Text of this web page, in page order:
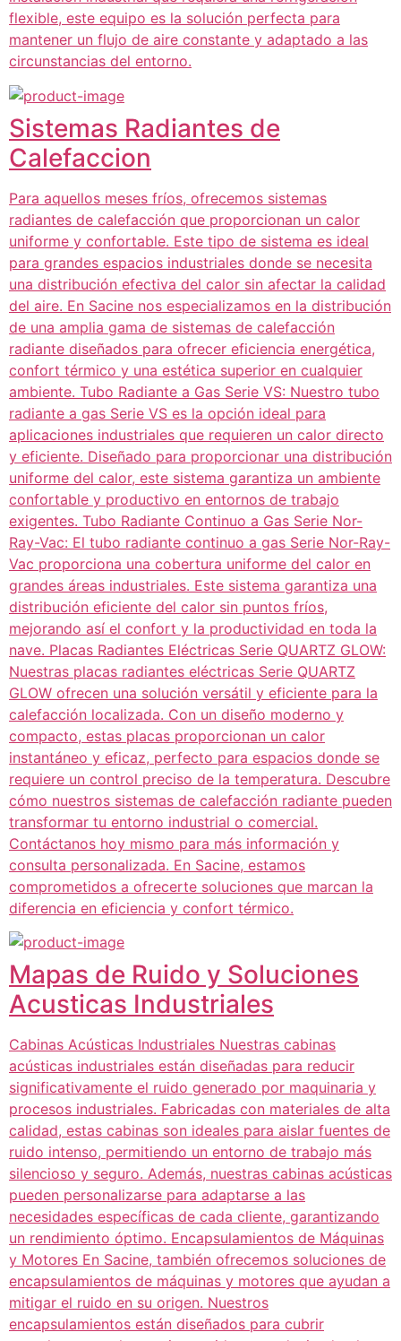
flexible, este equipo es la solución perfecta para
mantener un flujo de aire constante y adaptado a las
circunstancias del entorno.
Sistemas Radiantes de
Calefaccion
Para aquellos meses fríos, ofrecemos sistemas
radiantes de calefacción que proporcionan un calor
uniforme y confortable. Este tipo de sistema es ideal
para grandes espacios industriales donde se necesita
una distribución efectiva del calor sin afectar la calidad
del aire. En Sacine nos especializamos en la distribución
de una amplia gama de sistemas de calefacción
radiante diseñados para ofrecer eficiencia energética,
confort térmico y una estética superior en cualquier
ambiente. Tubo Radiante a Gas Serie VS: Nuestro tubo
radiante a gas Serie VS es la opción ideal para
aplicaciones industriales que requieren un calor directo
y eficiente. Diseñado para proporcionar una distribución
uniforme del calor, este sistema garantiza un ambiente
confortable y productivo en entornos de trabajo
exigentes. Tubo Radiante Continuo a Gas Serie Nor-
Ray-Vac: El tubo radiante continuo a gas Serie Nor-Ray-
Vac proporciona una cobertura uniforme del calor en
grandes áreas industriales. Este sistema garantiza una
distribución eficiente del calor sin puntos fríos,
mejorando así el confort y la productividad en toda la
nave. Placas Radiantes Eléctricas Serie QUARTZ GLOW:
Nuestras placas radiantes eléctricas Serie QUARTZ
GLOW ofrecen una solución versátil y eficiente para la
calefacción localizada. Con un diseño moderno y
compacto, estas placas proporcionan un calor
instantáneo y eficaz, perfecto para espacios donde se
requiere un control preciso de la temperatura. Descubre
cómo nuestros sistemas de calefacción radiante pueden
transformar tu entorno industrial o comercial.
Contáctanos hoy mismo para más información y
consulta personalizada. En Sacine, estamos
comprometidos a ofrecerte soluciones que marcan la
diferencia en eficiencia y confort térmico.
Mapas de Ruido y Soluciones
Acusticas Industriales
Cabinas Acústicas Industriales Nuestras cabinas
acústicas industriales están diseñadas para reducir
significativamente el ruido generado por maquinaria y
procesos industriales. Fabricadas con materiales de alta
calidad, estas cabinas son ideales para aislar fuentes de
ruido intenso, permitiendo un entorno de trabajo más
silencioso y seguro. Además, nuestras cabinas acústicas
pueden personalizarse para adaptarse a las
necesidades específicas de cada cliente, garantizando
un rendimiento óptimo. Encapsulamientos de Máquinas
y Motores En Sacine, también ofrecemos soluciones de
encapsulamientos de máquinas y motores que ayudan a
mitigar el ruido en su origen. Nuestros
encapsulamientos están diseñados para cubrir